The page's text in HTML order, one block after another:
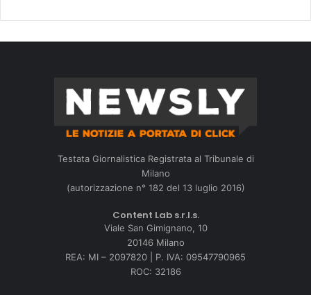
Testata Giornalistica Registrata al Tribunale di
Milano
(autorizzazione n° 182 del 13 luglio 2016)
Content Lab s.r.l.s.
Viale San Gimignano, 10
20146 Milano
REA: MI – 2097820 | P. IVA: 09547790965
ROC: 32186